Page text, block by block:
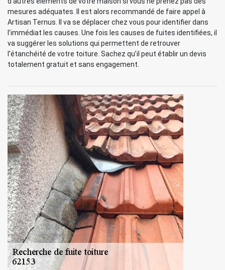
mesures adéquates. Il est alors recommandé de faire appel à
Artisan Ternus. Il va se déplacer chez vous pour identifier dans
l’immédiat les causes. Une fois les causes de fuites identifiées, il
va suggérer les solutions qui permettent de retrouver
l’étanchéité de votre toiture. Sachez qu’il peut établir un devis
totalement gratuit et sans engagement.